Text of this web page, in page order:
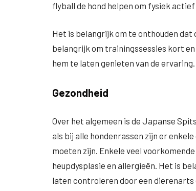
flyball de hond helpen om fysiek
Het is belangrijk om te onthouden dat
belangrijk om trainingssessies kort en
hem te laten genieten van de ervaring.
Gezondheid
Over het algemeen is de Japanse
als bij alle hondenrassen zijn er
moeten zijn. Enkele veel
heupdysplasie en allergieën. Het is
laten controleren door een